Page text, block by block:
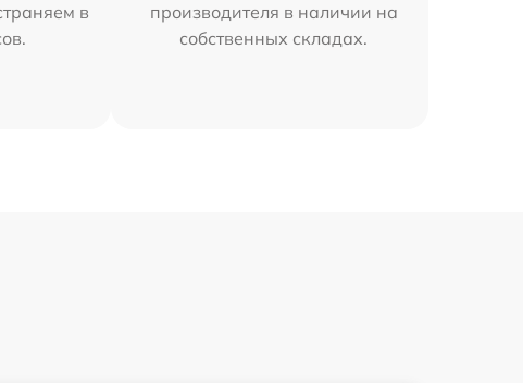
в
производителя в наличии на
собственных складах.